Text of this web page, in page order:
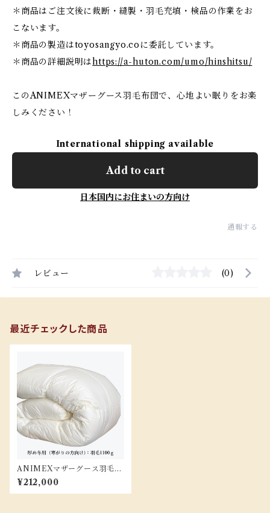
＊商品はご注文後に裁断・縫製・羽毛充填・検品の作業をお
こないます。
＊商品の製造はtoyosangyo.coに委託しています。
＊商品の詳細説明はhttps://a-huton.com/umo/hinshitsu/
このANIMEXマザーグース羽毛布団で、心地よい眠りをお楽
しみください！
International shipping available
Add to cart
日本国内にお住まいの方向け
通報する
レビュー (0)
最近チェックした商品
ANIMEXマザーグース羽毛布
団/SLサイズ『PMR-SL-110
0』
¥212,000